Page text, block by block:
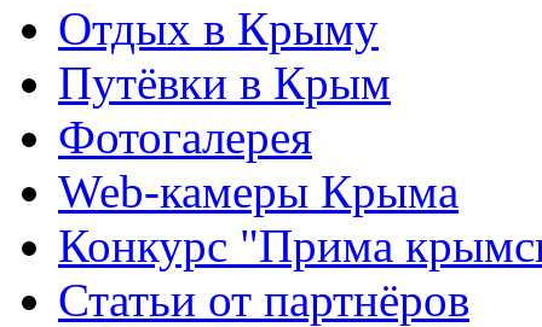
Отдых в Крыму
Путёвки в Крым
Фотогалерея
Web-камеры Крыма
Конкурс "Прима
Статьи от партнёров